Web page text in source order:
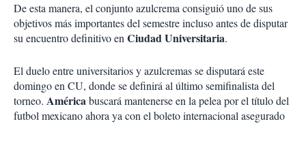
De esta manera, el conjunto azulcrema consiguió uno de sus
objetivos más importantes del semestre incluso antes de disputar
su encuentro definitivo enCiudad Universitaria.
El duelo entre universitarios y azulcremas se disputará este
domingo en CU, donde se definirá al último semifinalista del
torneo. Américabuscará mantenerse en la pelea por el título del
futbol mexicano ahora ya con el boleto internacional asegurado